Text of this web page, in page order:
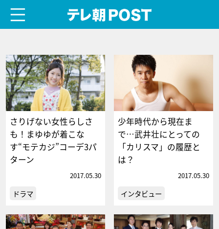
さりげない女性らしさ
も！まゆゆが着こな
す“モテカジ”コーデ3パ
ターン
2017.05.30
ドラマ
少年時代から現在ま
で…武井壮にとっての
「カリスマ」の履歴と
は？
2017.05.30
インタビュー